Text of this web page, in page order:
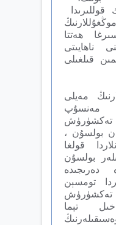
قوللىرىدا
ھەتتا
ناھايىتى
قىلغىلى
مەيلى
مەنسۇپ
بولسۇن ،
قولغا
بولسۇن
دەرىجىدە
تومسېن
تەكشۈرۈش
تېما